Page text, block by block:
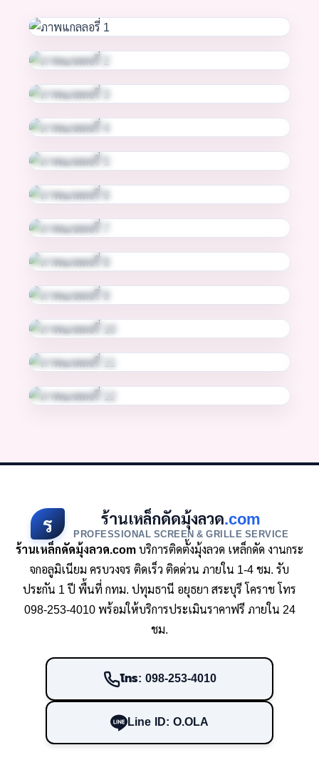
ร ร้านเหล็กดัดมุ้งลวด.com
PROFESSIONAL SCREEN & GRILLE SERVICE
ร้านเหล็กดัดมุ้งลวด.comบริการติดตั้งมุ้งลวด เหล็กดัด งานกระ
จกอลูมิเนียม ครบวงจร ติดเร็ว ติดด่วน ภายใน 1-4 ชม. รับ
ประกัน 1 ปี พื้นที่ กทม. ปทุมธานี อยุธยา สระบุรี โคราช โทร
098-253-4010 พร้อมให้บริการประเมินราคาฟรี ภายใน 24
ชม.
โทร: 098-253-4010
Line ID: O.OLA